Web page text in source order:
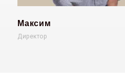
Максим
Директор